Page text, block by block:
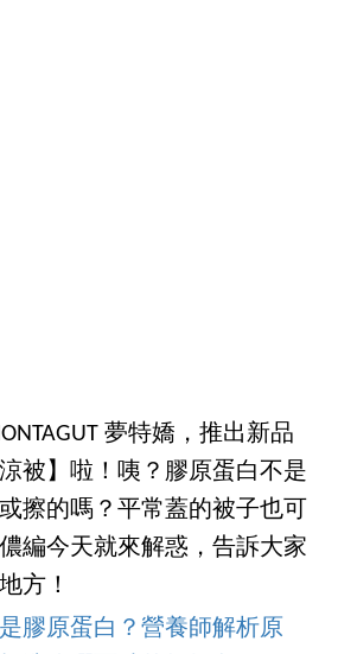
夢特嬌，推出新品
被】啦！咦？膠原蛋白不是
擦的嗎？平常蓋的被子也可
編今天就來解惑，告訴大家
方！
膠原蛋白？營養師解析原